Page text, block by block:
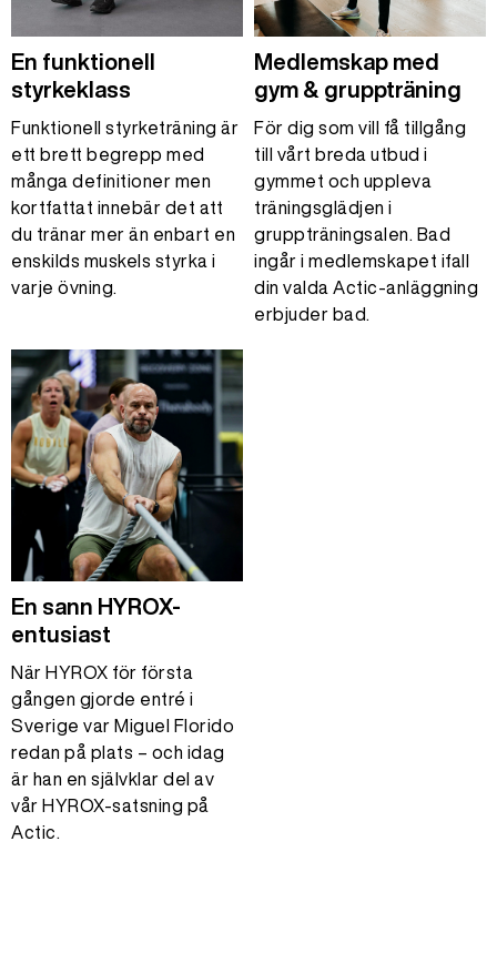
En funktionell
styrkeklass
Funktionell styrketräning är
ett brett begrepp med
många definitioner men
kortfattat innebär det att
du tränar mer än enbart en
enskilds muskels styrka i
varje övning.
Medlemskap med
gym & gruppträning
För dig som vill få tillgång
till vårt breda utbud i
gymmet och uppleva
träningsglädjen i
gruppträningsalen. Bad
ingår i medlemskapet ifall
din valda Actic-anläggning
erbjuder bad.
En sann HYROX-
entusiast
När HYROX för första
gången gjorde entré i
Sverige var Miguel Florido
redan på plats – och idag
är han en självklar del av
vår HYROX-satsning på
Actic.